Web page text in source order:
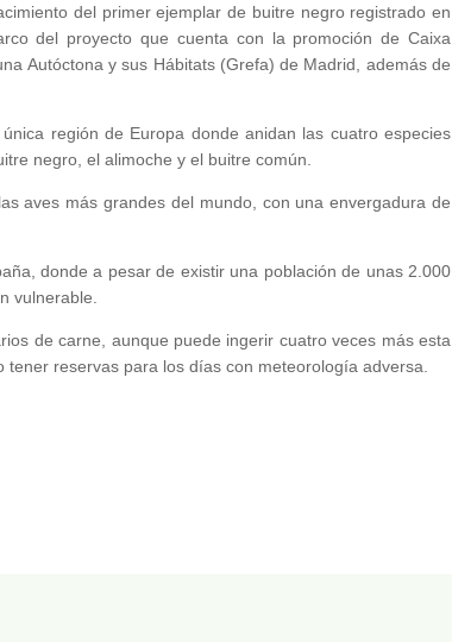
del primer ejemplar de buitre negro registrado en
del proyecto que cuenta con la promoción de Caixa
Autóctona y sus Hábitats (Grefa) de Madrid, además de
región de Europa donde anidan las cuatro especies
negro, el alimoche y el buitre común.
aves más grandes del mundo, con una envergadura de
donde a pesar de existir una población de unas 2.000
vulnerable.
de carne, aunque puede ingerir cuatro veces más esta
reservas para los días con meteorología adversa.